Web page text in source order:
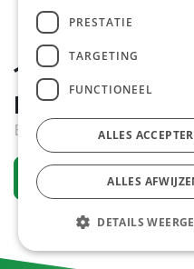
1544
Pastridor 18 x
Bestelartikel
Vraag een account
PRESTATIE
TARGETING
FUNCTIONEEL
ALLES
ALLES
DETAILS